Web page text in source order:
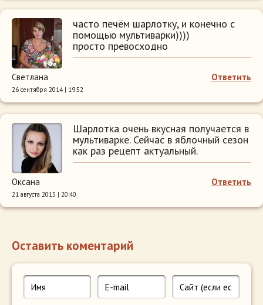
часто печём шарлотку, и конечно с
помощью мультиварки))))
просто превосходно
Ответить
Светлана
26 сентября 2014 | 19:52
Шарлотка очень вкусная получается в
мультиварке. Сейчас в яблочный сезон
как раз рецепт актуальный.
Ответить
Оксана
21 августа 2015 | 20:40
Оставить коментарий